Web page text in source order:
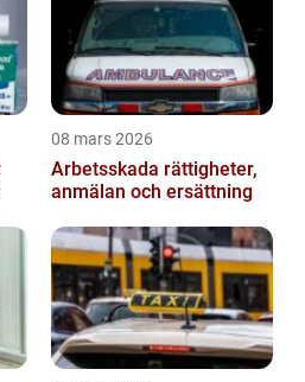
08 mars 2026
Arbetsskada rättigheter,
anmälan och ersättning